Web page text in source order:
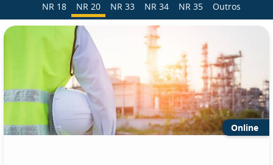
NR 18
NR 20 NR 33 NR 34 NR 35 Outros
Online